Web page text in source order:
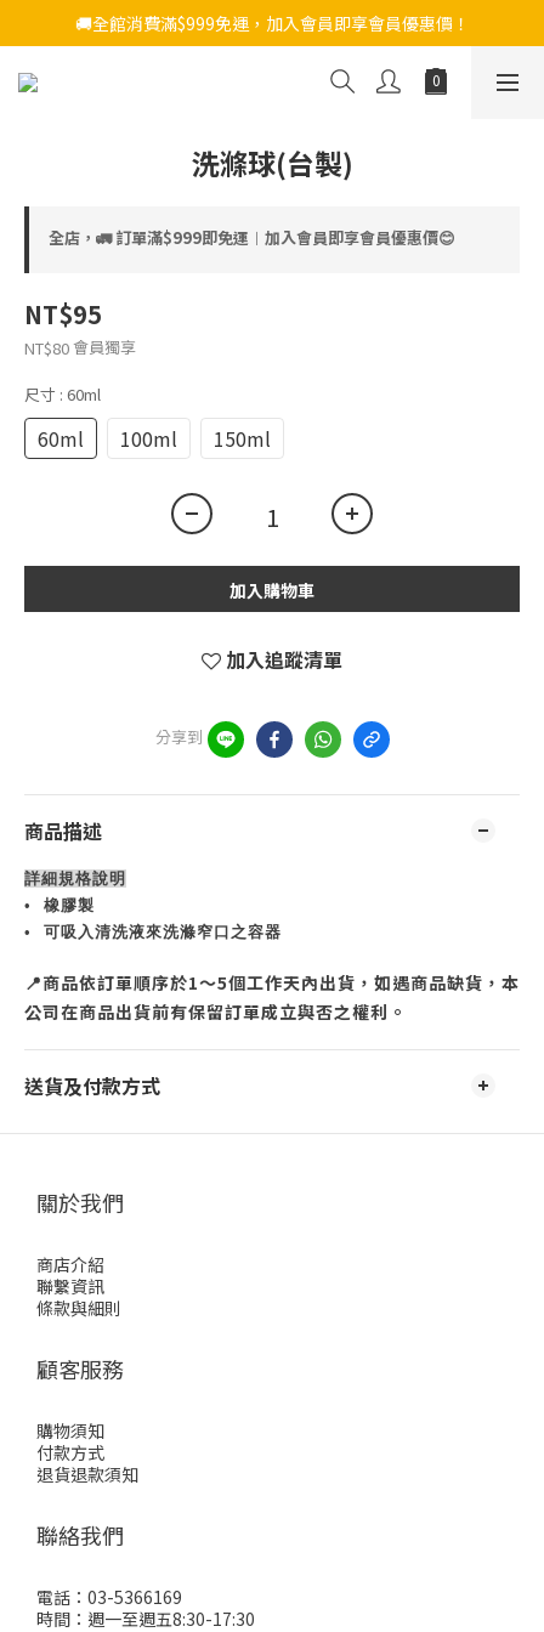
🚚全館消費滿$999免運，加入會員即享會員優惠價！
洗滌球(台製)
全店，🚛 訂單滿$999即免運︱加入會員即享會員優惠價😊
NT$95
NT$80會員獨享
尺寸 : 60ml
60ml 100ml 150ml
加入購物車
加入追蹤清單
分享到
商品描述
詳細規格說明
•
橡膠製
•
可吸入清洗液來洗滌窄口之容器
📍商品依訂單順序於1～5個工作天內出貨，如遇商品缺貨，本
公司在商品出貨前有保留訂單成立與否之權利。
送貨及付款方式
關於我們
商店介紹
聯繫資訊
條款與細則
顧客服務
購物須知
付款方式
退貨退款須知
聯絡我們
電話：03-5366169
時間：週一至週五8:30-17:30